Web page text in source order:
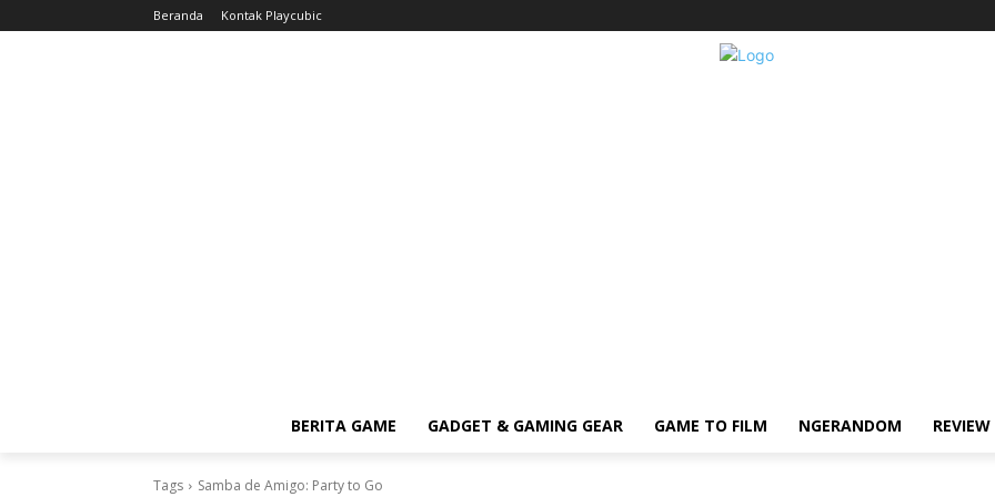
Beranda Kontak Playcubic
BERITA GAME GADGET & GAMING GEAR GAME TO FILM NGERANDOM REVIEW
Tags Samba de Amigo: Party to Go